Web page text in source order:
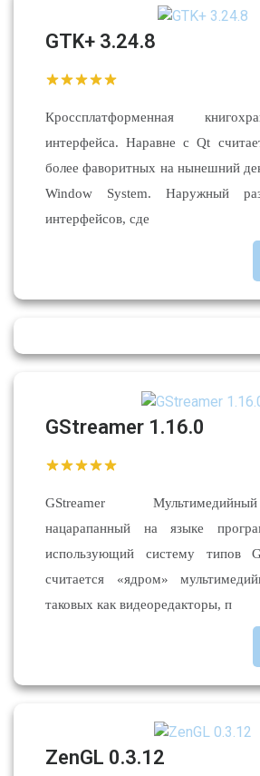
GTK+ 3.24.8
Кроссплатформенная
интерфейса. Наравне с Qt
более фаворитных на нынешний
Window System. Наружный
интерфейсов, сде
GStreamer 1.16.0
GStreamer
нацарапанный на языке
использующий систему типов
считается «ядром»
таковых как видеоредакторы, п
ZenGL 0.3.12